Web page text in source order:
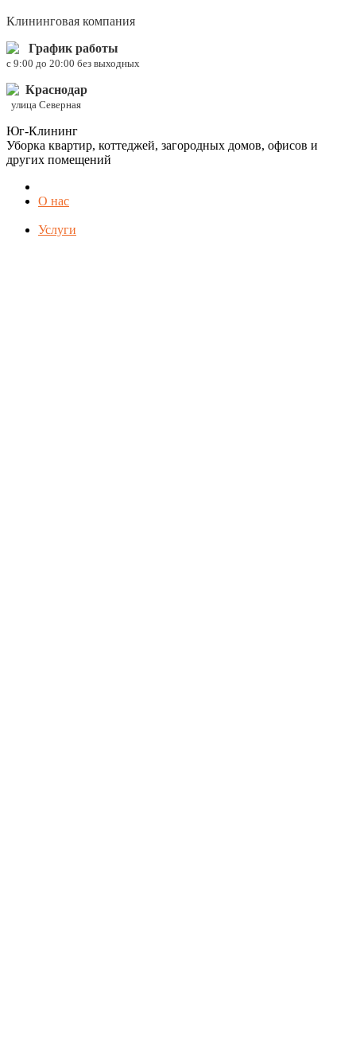
Клининговая компания
График работы
c 9:00 до 20:00 без выходных
Краснодар
улица Северная
Юг-Клининг
Уборка квартир, коттеджей, загородных домов, офисов и
других помещений
О нас
Услуги